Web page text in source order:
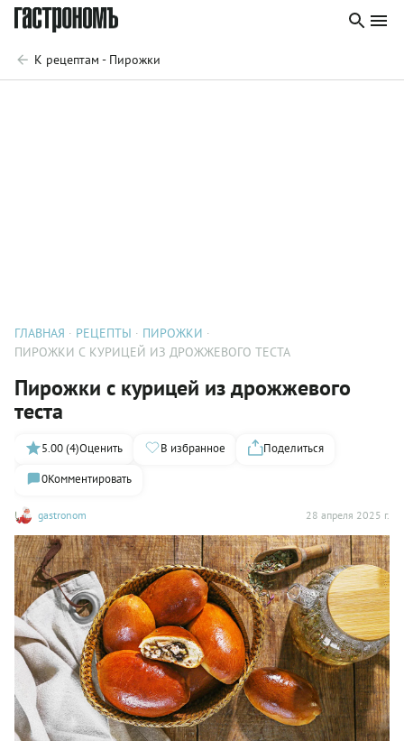
К рецептам - Пирожки
ГЛАВНАЯ РЕЦЕПТЫ
ПИРОЖКИ
ПИРОЖКИ С КУРИЦЕЙ ИЗ ДРОЖЖЕВОГО ТЕСТА
Пирожки с курицей из дрожжевого
теста
gastronom 28 апреля 2025 г.
5.00 (4)Оценить В избранное
Поделиться
0Комментировать